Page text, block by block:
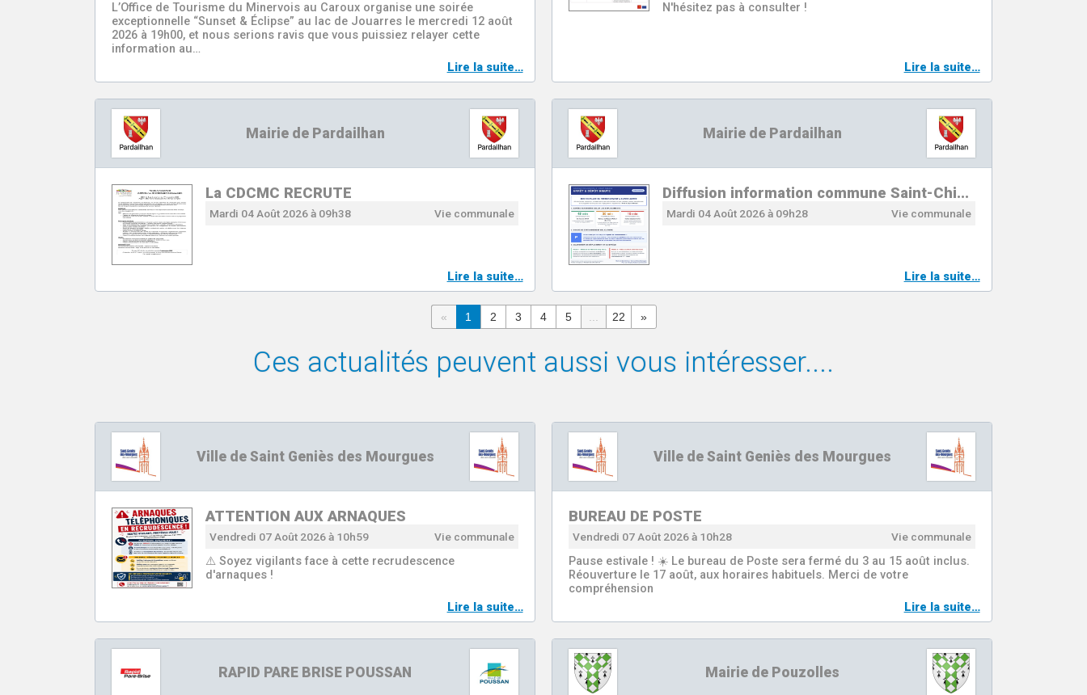
L’Office de Tourisme du Minervois au Caroux organise une soirée
exceptionnelle “Sunset & Éclipse” au lac de Jouarres le mercredi 12 août
2026 à 19h00, et nous serions ravis que vous puissiez relayer cette
information au…
Lire la suite…
N'hésitez pas à consulter !
Lire la suite…
Mairie de Pardailhan
La CDCMC RECRUTE
Mardi 04 Août 2026 à 09h38 Vie communale
Lire la suite…
Mairie de Pardailhan
Diffusion information commune Saint-Chi…
Mardi 04 Août 2026 à 09h28 Vie communale
Lire la suite…
« 1 2 3 4 5 22 »
Ces actualités peuvent aussi vous intéresser....
Ville de Saint Geniès des Mourgues
ATTENTION AUX ARNAQUES
Vendredi 07 Août 2026 à 10h59 Vie communale
⚠️ Soyez vigilants face à cette recrudescence
d'arnaques !
Lire la suite…
Ville de Saint Geniès des Mourgues
BUREAU DE POSTE
Vendredi 07 Août 2026 à 10h28 Vie communale
Pause estivale ! ☀️ Le bureau de Poste sera fermé du 3 au 15 août inclus.
Réouverture le 17 août, aux horaires habituels. Merci de votre
compréhension
Lire la suite…
RAPID PARE BRISE POUSSAN Mairie de Pouzolles